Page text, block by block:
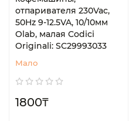
отпаривателя 230Vac,
50Hz 9-12.5VA, 10/10мм
Olab, малая Codici
Originali: SC29993033
Мало
1800₸